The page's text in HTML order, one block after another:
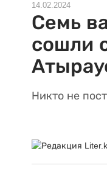
14.02.2024
Семь
сошли
Никто не